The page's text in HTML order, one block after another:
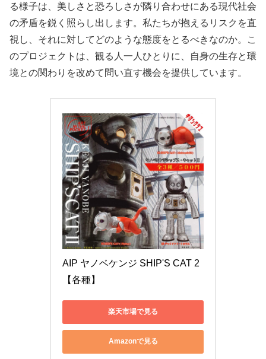
る様子は、美しさと恐ろしさが隣り合わせにある現代社会
の矛盾を鋭く照らし出します。私たちが抱えるリスクを直
視し、それに対してどのような態度をとるべきなのか。こ
のプロジェクトは、観る人一人ひとりに、自身の生存と環
境との関わりを改めて問い直す機会を提供しています。
AIP ヤノベケンジ SHIP'S CAT 2
【各種】
楽天市場で見る
Amazonで見る